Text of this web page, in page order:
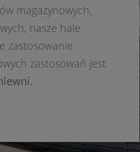
magazynowych,
nasze hale
zastosowanie.
zastosowań jest